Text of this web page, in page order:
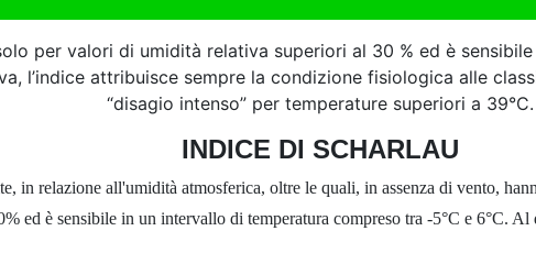
per valori di umidità relativa superiori al 30 % ed è
l’indice attribuisce sempre la condizione fisiologica alle
“disagio intenso” per temperature superiori a 39°C.
INDICE DI SCHARLAU
in relazione all'umidità atmosferica, oltre le quali, in assenza di vento,
ed è sensibile in un intervallo di temperatura compreso tra -5°C e 6°C.